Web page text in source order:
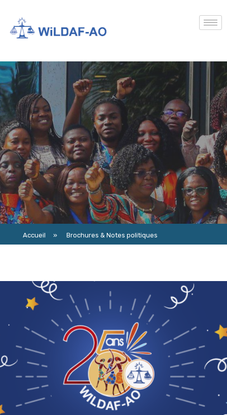
Accueil » Brochures & Notes politiques